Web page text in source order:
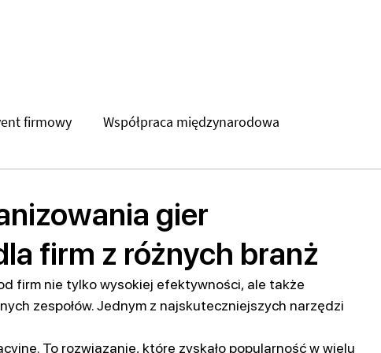
firmowy Współpraca międzynarodowa
gier
firm z różnych branż
firm nie tylko wysokiej efektywności, ale także
zespołów. Jednym z najskuteczniejszych narzędzi
To rozwiązanie, które zyskało popularność w wielu